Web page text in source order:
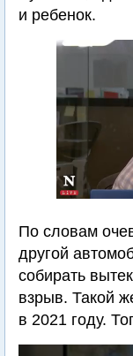
и ребенок.
По словам
другой
собирать
взрыв. Такой
в 2021 году.